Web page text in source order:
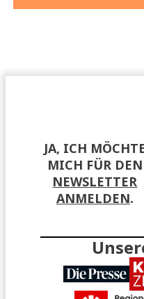
JA, ICH
MICH FÜR DEN
NEWSLETTER
ANMELDEN.